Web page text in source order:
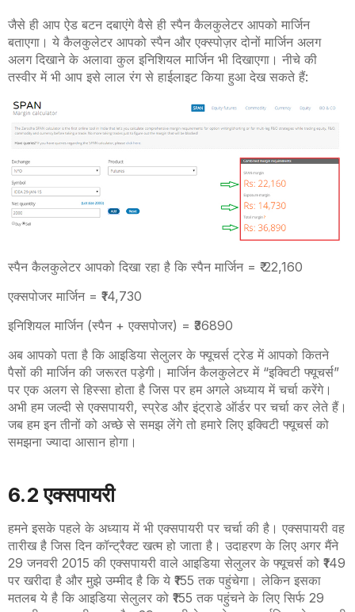
जैसे ही आप ऐड बटन दबाएंगे वैसे ही स्पैन कैलकुलेटर आपको मार्जिन
बताएगा। ये कैलकुलेटर आपको स्पैन और एक्स्पोज़र दोनों मार्जिन अलग
अलग दिखाने के अलावा कुल इनिशियल मार्जिन भी दिखाएगा। नीचे की
तस्वीर में भी आप इसे लाल रंग से हाईलाइट किया हुआ देख सकते हैं:
स्पैन कैलकुलेटर आपको दिखा रहा है कि स्पैन मार्जिन = ₹ 22,160
एक्सपोजर मार्जिन = ₹14,730
इनिशियल मार्जिन (स्पैन + एक्सपोजर) = ₹36890
अब आपको पता है कि आइडिया सेलुलर के फ्यूचर्स ट्रेड में आपको कितने
पैसों की मार्जिन की जरूरत पड़ेगी। मार्जिन कैलकुलेटर में “इक्विटी फ्यूचर्स”
पर एक अलग से हिस्सा होता है जिस पर हम अगले अध्याय में चर्चा करेंगे।
अभी हम जल्दी से एक्सपायरी, स्प्रेड और इंट्राडे ऑर्डर पर चर्चा कर लेते हैं।
जब हम इन तीनों को अच्छे से समझ लेंगे तो हमारे लिए इक्विटी फ्यूचर्स को
समझना ज्यादा आसान होगा।
6.2 एक्सपायरी
हमने इसके पहले के अध्याय में भी एक्सपायरी पर चर्चा की है। एक्सपायरी वह
तारीख है जिस दिन कॉन्ट्रैक्ट खत्म हो जाता है। उदाहरण के लिए अगर मैंने
29 जनवरी 2015 की एक्सपायरी वाले आइडिया सेलुलर के फ्यूचर्स को ₹149
पर खरीदा है और मुझे उम्मीद है कि ये ₹155 तक पहुंचेगा। लेकिन इसका
मतलब ये है कि आइडिया सेलुलर को ₹155 तक पहुंचने के लिए सिर्फ 29